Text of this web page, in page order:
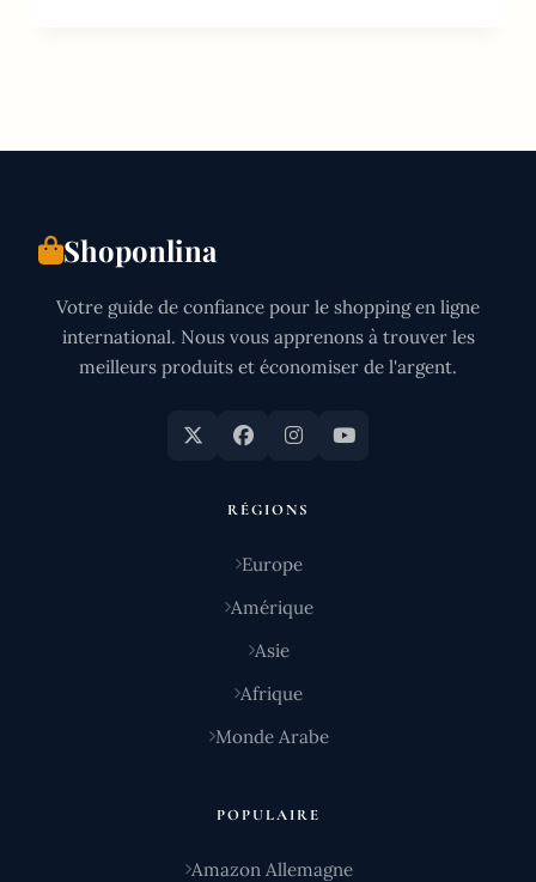
POUR
Shoponlina
Votre guide de confiance pour le shopping en ligne
international. Nous vous apprenons à trouver les
meilleurs produits et économiser de l'argent.
RÉGIONS
Europe
Amérique
Asie
Afrique
Monde Arabe
POPULAIRE
Amazon Allemagne